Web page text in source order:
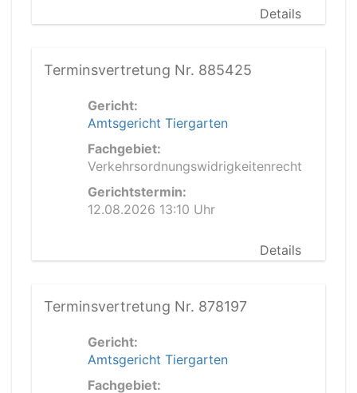
Details
Terminsvertretung Nr. 885425
Gericht:
Amtsgericht Tiergarten
Fachgebiet:
Verkehrsordnungswidrigkeitenrecht
Gerichtstermin:
12.08.2026 13:10 Uhr
Details
Terminsvertretung Nr. 878197
Gericht:
Amtsgericht Tiergarten
Fachgebiet: